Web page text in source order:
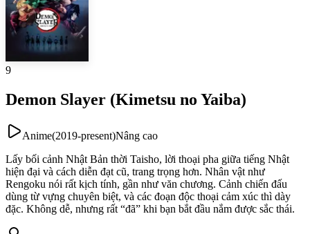
9
Demon Slayer (Kimetsu no Yaiba)
Anime(2019-present)Nâng cao
Lấy bối cảnh Nhật Bản thời Taisho, lời thoại pha giữa tiếng Nhật
hiện đại và cách diễn đạt cũ, trang trọng hơn. Nhân vật như
Rengoku nói rất kịch tính, gần như văn chương. Cảnh chiến đấu
dùng từ vựng chuyên biệt, và các đoạn độc thoại cảm xúc thì dày
đặc. Không dễ, nhưng rất “đã” khi bạn bắt đầu nắm được sắc thái.